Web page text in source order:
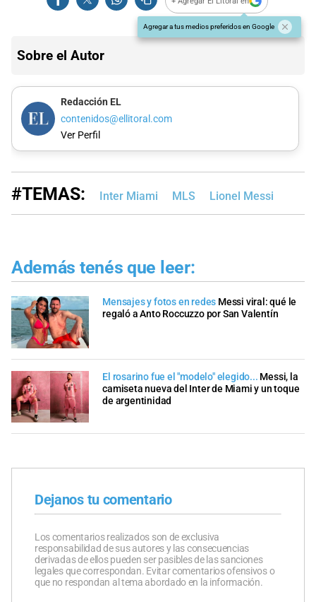
Agregar a tus medios preferidos en Google
Sobre el Autor
Redacción EL
contenidos@ellitoral.com
Ver Perfil
#TEMAS: Inter Miami MLS Lionel Messi
Además tenés que leer:
Mensajes y fotos en redes Messi viral: qué le
regaló a Anto Roccuzzo por San Valentín
El rosarino fue el "modelo" elegido... Messi, la
camiseta nueva del Inter de Miami y un toque
de argentinidad
Dejanos tu comentario
Los comentarios realizados son de exclusiva
responsabilidad de sus autores y las consecuencias
derivadas de ellos pueden ser pasibles de las sanciones
legales que correspondan. Evitar comentarios ofensivos o
que no respondan al tema abordado en la información.